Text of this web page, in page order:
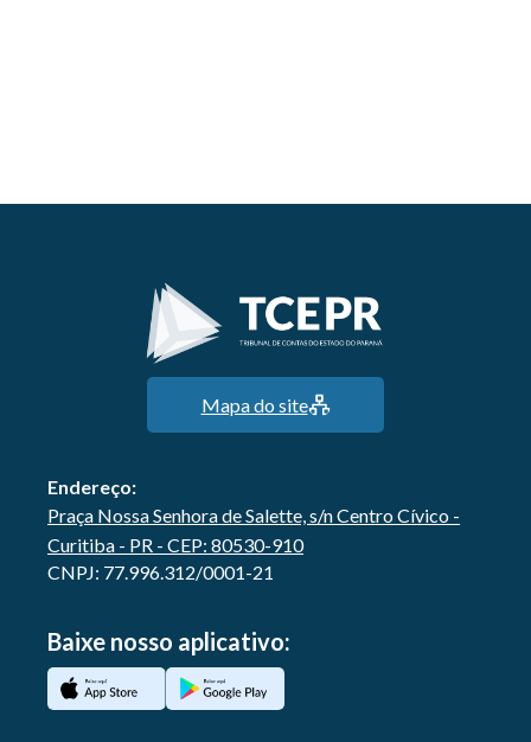
Mapa do site
Endereço:
Praça Nossa Senhora de Salette, s/n Centro Cívico -
Curitiba - PR - CEP: 80530-910
CNPJ: 77.996.312/0001-21
Baixe nosso aplicativo: